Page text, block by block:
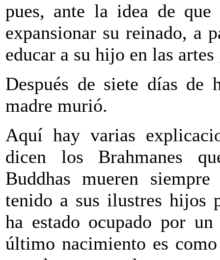
pues, ante la idea de
expansionar su reinado, a
educar a su hijo en las
Después de siete días de
madre murió.
Aquí hay varias
dicen los Brahmanes
Buddhas mueren
tenido a sus ilustres hijos
ha estado ocupado por
último nacimiento es